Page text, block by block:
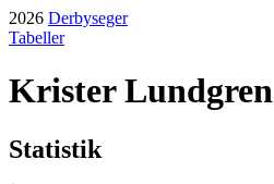
2026 Derbyseger
Tabeller
Krister Lundgren
Statistik